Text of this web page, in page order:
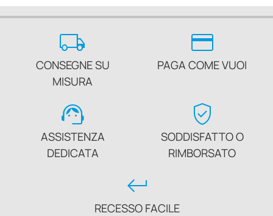
local_shipping
CONSEGNE SU
MISURA
credit_card
PAGA COME VUOI
support_agent
ASSISTENZA
DEDICATA
verified_user
SODDISFATTO O
RIMBORSATO
keyboard_return
RECESSO FACILE